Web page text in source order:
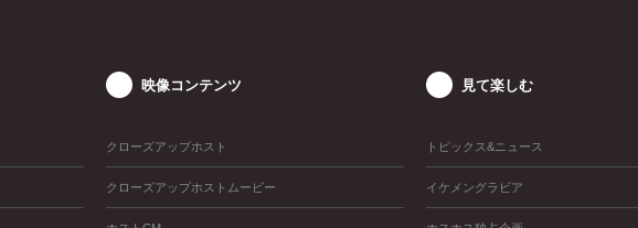
映像コンテンツ
クローズアップホスト
クローズアップホストムービー
見て楽しむ
トピックス&ニュース
イケメングラビア